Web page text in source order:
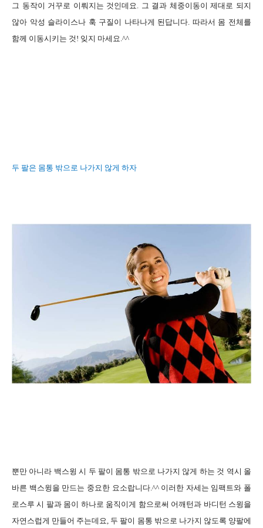
그 동작이 거꾸로 이뤄지는 것인데요
그 결과 체중이동이 제대로 되지
않아 악성 슬라이스나 훅 구질이 나타나게 된답니다 따라서 몸 전체를
함께 이동시키는 것 ! 잊지 마세요 .^^
두 팔은 몸통 밖으로 나가지 않게 하자
뿐만 아니라 백스윙 시 두 팔이 몸통 밖으로 나가지 않게 하는 것 역시 올
바른 백스윙을 만드는 중요한 요소랍니다.^^ 이러한 자세는 임팩트와 폴
로스루 시 팔과 몸이 하나로 움직이게 함으로써 어깨턴과 바디턴 스윙을
자연스럽게 만들어 주는데요 두 팔이 몸통 밖으로 나가지 않도록 양팔에